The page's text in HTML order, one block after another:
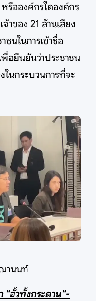
รือองค์กรใดองค์กร
าของ 21 ล้านเสียง
ชนในการเข้าชื่อ
พื่อยืนยันว่าประชาชน
นกระบวนการที่จะ
านนท์
"ฮั้วทั้งกระดาน"-